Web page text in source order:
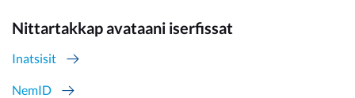
Nittartakkap avataani iserfissat
Inatsisit
NemID